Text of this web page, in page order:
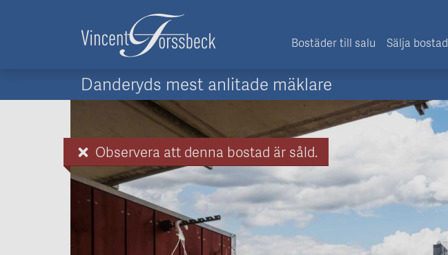
Bostäder till salu Sälja bostad
Danderyds mest anlitade mäklare
Observera att denna bostad är såld.